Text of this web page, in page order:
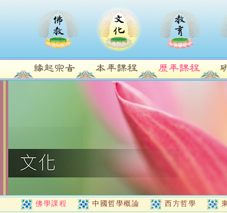
佛學課程 中國哲學概論 西方哲學